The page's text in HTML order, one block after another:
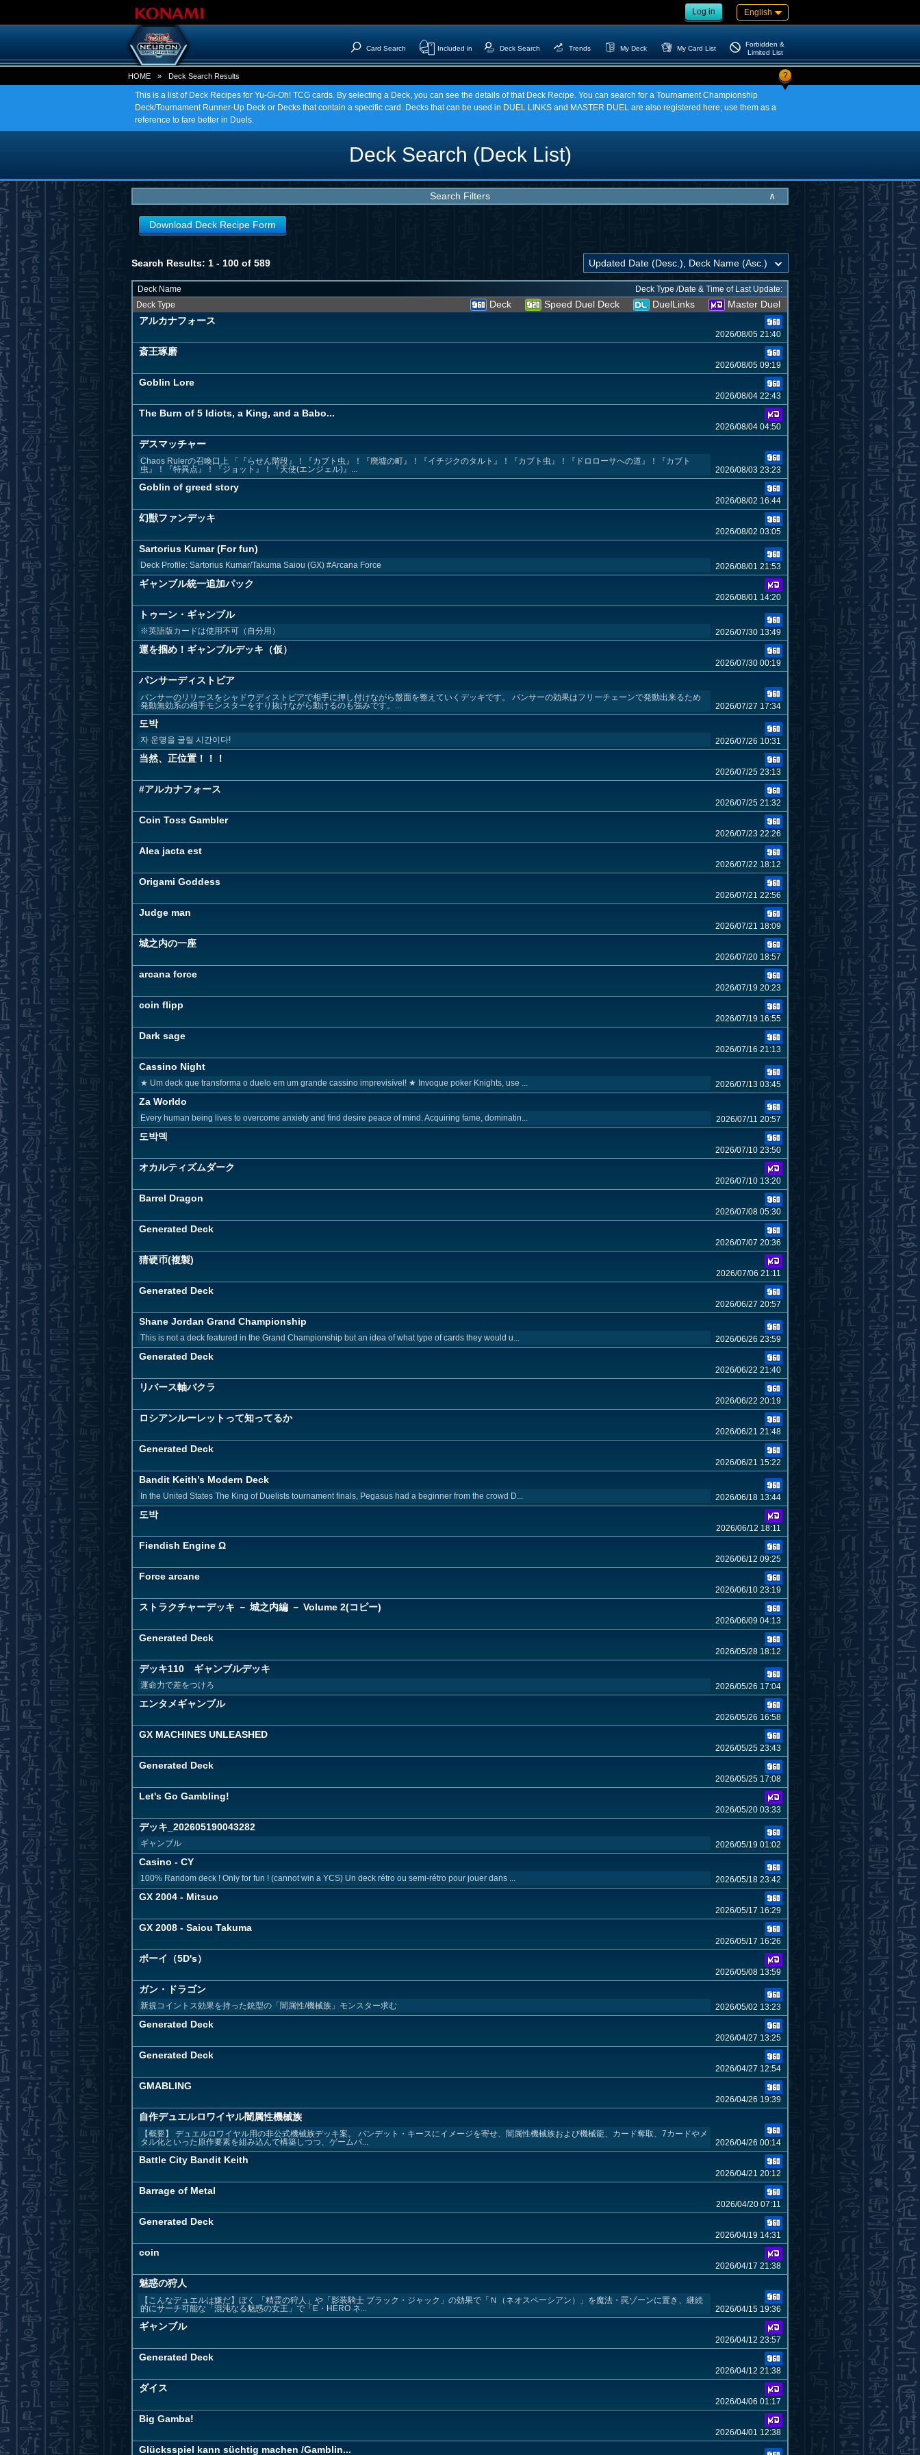
Log in English
Card Search Included in Deck Search Trends My Deck My Card List
Forbidden &
Limited List
HOME » Deck Search Results ?
This is a list of Deck Recipes for Yu-Gi-Oh! TCG cards. By selecting a Deck, you can see the details of that Deck Recipe. You can search for a Tournament Championship
Deck/Tournament Runner-Up Deck or Decks that contain a specific card. Decks that can be used in DUEL LINKS and MASTER DUEL are also registered here; use them as a
reference to fare better in Duels.
Deck Search (Deck List)
Search Filters ∧
Download Deck Recipe Form
Search Results: 1 - 100 of 589
Deck Name
Deck Type /Date & Time of Last Update:
Deck Type
Deck Speed Duel Deck DuelLinks
Master Duel
アルカナフォース
2026/08/05 21:40
斎王琢磨
2026/08/05 09:19
Goblin Lore
2026/08/04 22:43
The Burn of 5 Idiots, a King, and a Babo...
2026/08/04 04:50
デスマッチャー
Chaos Rulerの召喚口上 「『らせん階段』！『カブト虫』！『廃墟の町』！『イチジクのタルト』！『カブト虫』！『ドロローサへの道』！『カブト
虫』！『特異点』！『ジョット』！『天使(エンジェル)』...
2026/08/03 23:23
Goblin of greed story
2026/08/02 16:44
幻獣ファンデッキ
2026/08/02 03:05
Sartorius Kumar (For fun)
Deck Profile: Sartorius Kumar/Takuma Saiou (GX) #Arcana Force 2026/08/01 21:53
ギャンブル統一追加パック
2026/08/01 14:20
トゥーン・ギャンブル
※英語版カードは使用不可（自分用） 2026/07/30 13:49
運を掴め！ギャンブルデッキ（仮）
2026/07/30 00:19
パンサーディストピア
パンサーのリリースをシャドウディストピアで相手に押し付けながら盤面を整えていくデッキです。 パンサーの効果はフリーチェーンで発動出来るため
発動無効系の相手モンスターをすり抜けながら動けるのも強みです。...
2026/07/27 17:34
도박
자 운명을 굴릴 시간이다! 2026/07/26 10:31
当然、正位置！！！
2026/07/25 23:13
#アルカナフォース
2026/07/25 21:32
Coin Toss Gambler
2026/07/23 22:26
Alea jacta est
2026/07/22 18:12
Origami Goddess
2026/07/21 22:56
Judge man
2026/07/21 18:09
城之内の一座
2026/07/20 18:57
arcana force
2026/07/19 20:23
coin flipp
2026/07/19 16:55
Dark sage
2026/07/16 21:13
Cassino Night
★ Um deck que transforma o duelo em um grande cassino imprevisível! ★ Invoque poker Knights, use ... 2026/07/13 03:45
Za Worldo
Every human being lives to overcome anxiety and find desire peace of mind. Acquiring fame, dominatin... 2026/07/11 20:57
도박덱
2026/07/10 23:50
オカルティズムダーク
2026/07/10 13:20
Barrel Dragon
2026/07/08 05:30
Generated Deck
2026/07/07 20:36
猜硬币(複製)
2026/07/06 21:11
Generated Deck
2026/06/27 20:57
Shane Jordan Grand Championship
This is not a deck featured in the Grand Championship but an idea of what type of cards they would u... 2026/06/26 23:59
Generated Deck
2026/06/22 21:40
リバース軸バクラ
2026/06/22 20:19
ロシアンルーレットって知ってるか
2026/06/21 21:48
Generated Deck
2026/06/21 15:22
Bandit Keith’s Modern Deck
In the United States The King of Duelists tournament finals, Pegasus had a beginner from the crowd D... 2026/06/18 13:44
도박
2026/06/12 18:11
Fiendish Engine Ω
2026/06/12 09:25
Force arcane
2026/06/10 23:19
ストラクチャーデッキ － 城之内編 － Volume 2(コピー)
2026/06/09 04:13
Generated Deck
2026/05/28 18:12
デッキ110 ギャンブルデッキ
運命力で差をつけろ 2026/05/26 17:04
エンタメギャンブル
2026/05/26 16:58
GX MACHINES UNLEASHED
2026/05/25 23:43
Generated Deck
2026/05/25 17:08
Let's Go Gambling!
2026/05/20 03:33
デッキ_202605190043282
ギャンブル 2026/05/19 01:02
Casino - CY
100% Random deck ! Only for fun ! (cannot win a YCS) Un deck rétro ou semi-rétro pour jouer dans ... 2026/05/18 23:42
GX 2004 - Mitsuo
2026/05/17 16:29
GX 2008 - Saiou Takuma
2026/05/17 16:26
ボーイ（5D's）
2026/05/08 13:59
ガン・ドラゴン
新規コイントス効果を持った銃型の「闇属性/機械族」モンスター求む 2026/05/02 13:23
Generated Deck
2026/04/27 13:25
Generated Deck
2026/04/27 12:54
GMABLING
2026/04/26 19:39
自作デュエルロワイヤル闇属性機械族
【概要】 デュエルロワイヤル用の非公式機械族デッキ案。 バンデット・キースにイメージを寄せ、闇属性機械族および機械龍、カード奪取、7カードやメ
タル化といった原作要素を組み込んで構築しつつ、ゲームバ...
2026/04/26 00:14
Battle City Bandit Keith
2026/04/21 20:12
Barrage of Metal
2026/04/20 07:11
Generated Deck
2026/04/19 14:31
coin
2026/04/17 21:38
魅惑の狩人
【こんなデュエルは嫌だ】ぼく 「精霊の狩人」や「影装騎士 ブラック・ジャック」の効果で「Ｎ（ネオスペーシアン）」を魔法・罠ゾーンに置き、継続
的にサーチ可能な「混沌なる魅惑の女王」で「E・HERO ネ...
2026/04/15 19:36
ギャンブル
2026/04/12 23:57
Generated Deck
2026/04/12 21:38
ダイス
2026/04/06 01:17
Big Gamba!
2026/04/01 12:38
Glücksspiel kann süchtig machen /Gamblin...